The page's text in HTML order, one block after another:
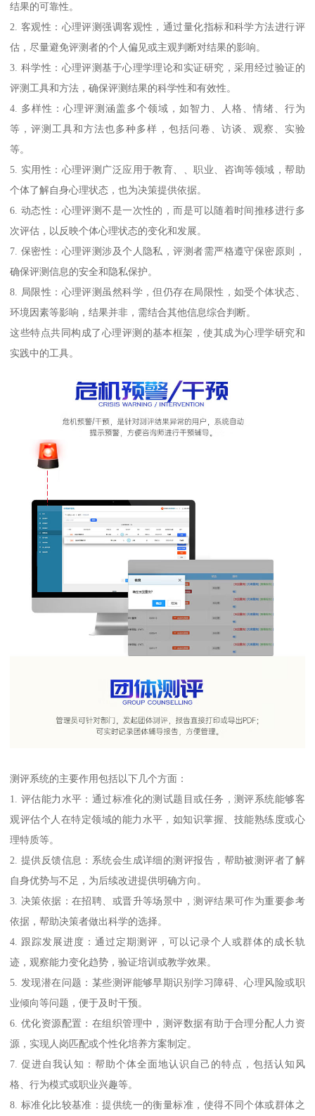
结果的可靠性。
2. 客观性：心理评测强调客观性，通过量化指标和科学方法进行评
估，尽量避免评测者的个人偏见或主观判断对结果的影响。
3. 科学性：心理评测基于心理学理论和实证研究，采用经过验证的
评测工具和方法，确保评测结果的科学性和有效性。
4. 多样性：心理评测涵盖多个领域，如智力、人格、情绪、行为
等，评测工具和方法也多种多样，包括问卷、访谈、观察、实验
等。
5. 实用性：心理评测广泛应用于教育、、职业、咨询等领域，帮助
个体了解自身心理状态，也为决策提供依据。
6. 动态性：心理评测不是一次性的，而是可以随着时间推移进行多
次评估，以反映个体心理状态的变化和发展。
7. 保密性：心理评测涉及个人隐私，评测者需严格遵守保密原则，
确保评测信息的安全和隐私保护。
8. 局限性：心理评测虽然科学，但仍存在局限性，如受个体状态、
环境因素等影响，结果并非，需结合其他信息综合判断。
这些特点共同构成了心理评测的基本框架，使其成为心理学研究和
实践中的工具。
测评系统的主要作用包括以下几个方面：
1. 评估能力水平：通过标准化的测试题目或任务，测评系统能够客
观评估个人在特定领域的能力水平，如知识掌握、技能熟练度或心
理特质等。
2. 提供反馈信息：系统会生成详细的测评报告，帮助被测评者了解
自身优势与不足，为后续改进提供明确方向。
3. 决策依据：在招聘、或晋升等场景中，测评结果可作为重要参考
依据，帮助决策者做出科学的选择。
4. 跟踪发展进度：通过定期测评，可以记录个人或群体的成长轨
迹，观察能力变化趋势，验证培训或教学效果。
5. 发现潜在问题：某些测评能够早期识别学习障碍、心理风险或职
业倾向等问题，便于及时干预。
6. 优化资源配置：在组织管理中，测评数据有助于合理分配人力资
源，实现人岗匹配或个性化培养方案制定。
7. 促进自我认知：帮助个体全面地认识自己的特点，包括认知风
格、行为模式或职业兴趣等。
8. 标准化比较基准：提供统一的衡量标准，使得不同个体或群体之